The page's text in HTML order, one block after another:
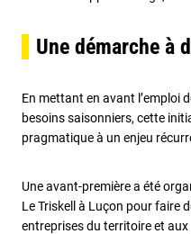
Une démarche à
En mettant en avant l’emploi
besoins saisonniers, cette
pragmatique à un enjeu
Une avant-première a été
Le Triskell à Luçon pour faire
entreprises du territoire et aux